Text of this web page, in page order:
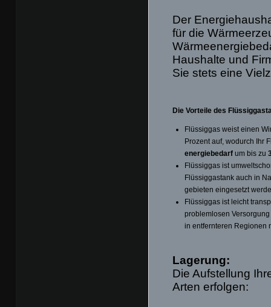
Der
für die
Haushalte und
Sie stets eine
Die Vorteile des
Flüssiggas weist einen
Prozent auf, wodurch Ihr
energiebedarf um bis zu
Flüssiggas ist
Flüssiggastank auch in
gebieten eingesetzt
Flüssiggas ist leicht
problemlosen
in entfernteren Regionen
Lagerung:
Die Aufstellung
Arten erfolgen: